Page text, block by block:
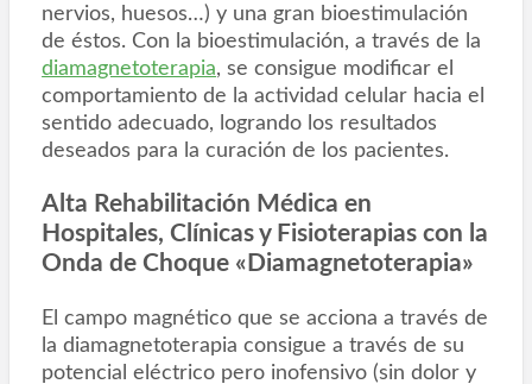
nervios, huesos…) y una gran bioestimulación
de éstos. Con la bioestimulación, a través de la
diamagnetoterapia, se consigue modificar el
comportamiento de la actividad celular hacia el
sentido adecuado, logrando los resultados
deseados para la curación de los pacientes.
Alta Rehabilitación Médica en
Hospitales, Clínicas y Fisioterapias con la
Onda de Choque «Diamagnetoterapia»
El campo magnético que se acciona a través de
la diamagnetoterapia consigue a través de su
potencial eléctrico pero inofensivo (sin dolor y